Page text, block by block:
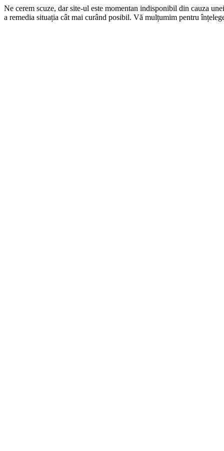
Ne cerem scuze, dar site-ul este momentan indisponibil din cauza
a remedia situația cât mai curând posibil. Vă mulțumim pentru